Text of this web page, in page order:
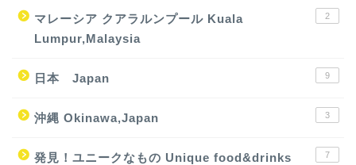
マレーシア クアラルンプール Kuala
Lumpur,Malaysia
2
日本 Japan 9
沖縄 Okinawa,Japan 3
発見！ユニークなもの Unique food&drinks 7